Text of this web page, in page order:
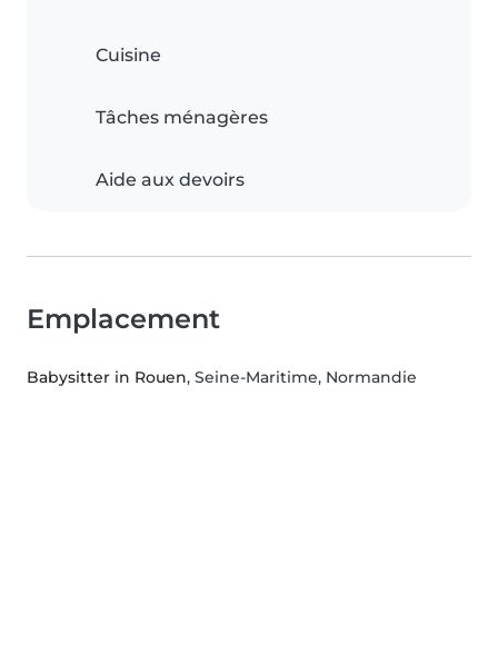
Cuisine
Tâches ménagères
Aide aux devoirs
Emplacement
Babysitter in Rouen, Seine-Maritime, Normandie